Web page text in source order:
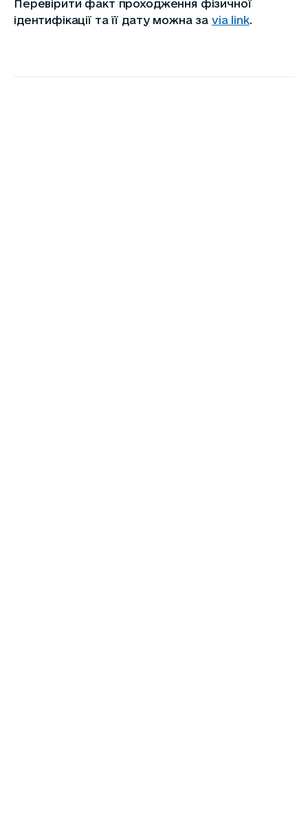
Перевірити факт проходження фізичної
ідентифікації та її дату можна за via link.